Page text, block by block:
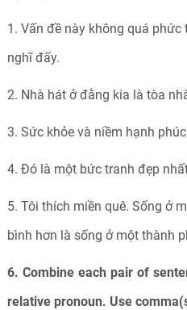
1. Vấn đề này không quá
nghĩ đấy.
2. Nhà hát ở đằng kia là tòa
3. Sức khỏe và niềm hạnh
4. Đó là một bức tranh đẹp
5. Tôi thích miền quê. Sống ở
bình hơn là sống ở một thành
6. Combine each pair of
relative pronoun. Use